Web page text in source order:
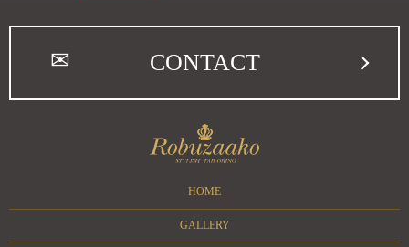
CONTACT
HOME
GALLERY